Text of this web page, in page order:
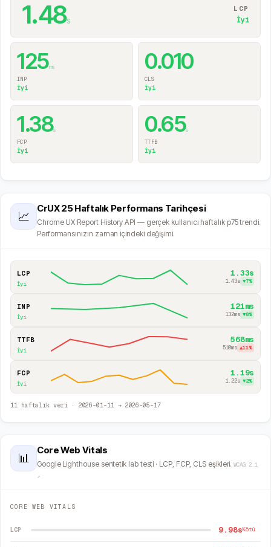
1.48s
LCP
İyi
125ms
INP
İyi
0.010
CLS
İyi
1.38s
FCP
İyi
0.65s
TTFB
İyi
📈
CrUX 25 Haftalık Performans Tarihçesi
Chrome UX Report History API — gerçek kullanıcı haftalık p75 trendi.
Performansınızın zaman içindeki değişimi.
LCP
İyi
1.33s
1.43s ▼7%
INP
İyi
121ms
132ms ▼8%
TTFB
İyi
568ms
510ms ▲11%
FCP
İyi
1.19s
1.22s ▼2%
11haftalık veri · 2026-01-11→ 2026-05-17
📊
Core Web Vitals
Google Lighthouse sentetik lab testi · LCP, FCP, CLS eşikleri. WCAG 2.1
↗
CORE WEB VITALS
LCP 9.98sKötü